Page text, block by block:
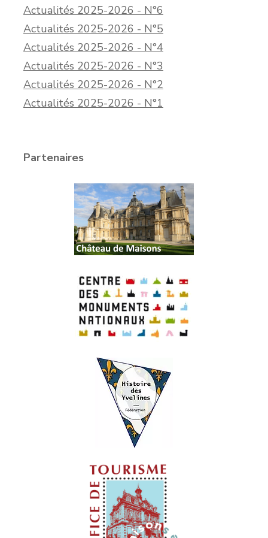
Actualités 2025-2026 - N°6
Actualités 2025-2026 - N°5
Actualités 2025-2026 - N°4
Actualités 2025-2026 - N°3
Actualités 2025-2026 - N°2
Actualités 2025-2026 - N°1
Partenaires